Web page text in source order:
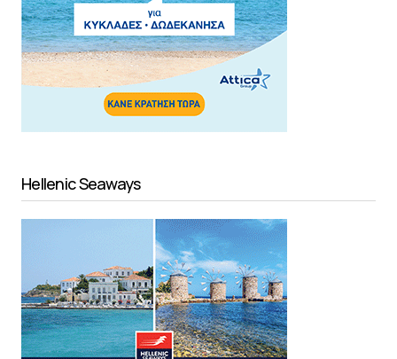
Hellenic Seaways